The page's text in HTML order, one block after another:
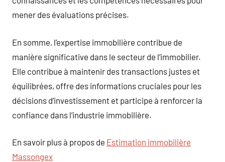
mener des évaluations précises.
En somme, l’expertise immobilière contribue de
manière significative dans le secteur de l’immobilier.
Elle contribue à maintenir des transactions justes et
équilibrées, offre des informations cruciales pour les
décisions d’investissement et participe à renforcer la
confiance dans l’industrie immobilière.
En savoir plus à propos de Estimation immobilière
Massongex